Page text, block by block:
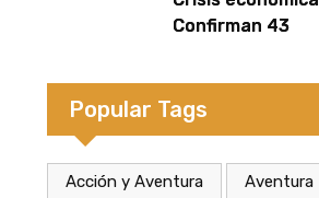
el Himno Nacional
Confirman 43
fábrica de
calzados Dass de
Eldorado
Popular Tags
Acción y Aventura Aventura